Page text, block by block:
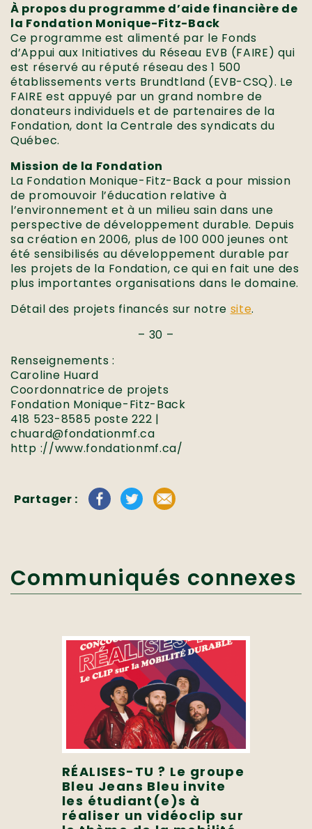
À propos du programme d’aide financière de
la Fondation Monique-Fitz-Back
Ce programme est alimenté par le Fonds
d’Appui aux Initiatives du Réseau EVB (FAIRE) qui
est réservé au réputé réseau des 1 500
établissements verts Brundtland (EVB-CSQ). Le
FAIRE est appuyé par un grand nombre de
donateurs individuels et de partenaires de la
Fondation, dont la Centrale des syndicats du
Québec.
Mission de la Fondation
La Fondation Monique-Fitz-Back a pour mission
de promouvoir l’éducation relative à
l’environnement et à un milieu sain dans une
perspective de développement durable. Depuis
sa création en 2006, plus de 100 000 jeunes ont
été sensibilisés au développement durable par
les projets de la Fondation, ce qui en fait une des
plus importantes organisations dans le domaine.
Détail des projets financés sur notre site.
– 30 –
Renseignements :
Caroline Huard
Coordonnatrice de projets
Fondation Monique-Fitz-Back
418 523-8585 poste 222 |
chuard@fondationmf.ca
http ://www.fondationmf.ca/
Partager :
Communiqués connexes
RÉALISES-TU ? Le groupe
Bleu Jeans Bleu invite
les étudiant(e)s à
réaliser un vidéoclip sur